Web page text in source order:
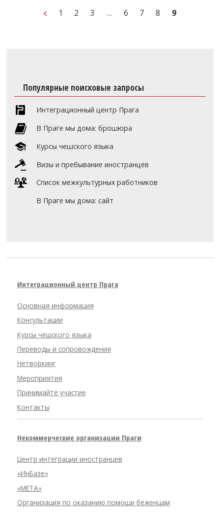
1 2 3 … 6 7 8 9
Популярные поисковые запросы
Интеграционный центр Прага
В Праге мы дома: брошюра
Курсы чешского языка
Визы и пребывание иностранцев
Список межкультурных работников
В Праге мы дома: сайт
Интеграционный центр Прага
Основная информация
Консультации
Курсы чешского языка
Переводы и сопровождения
Нетворкинг
Мероприятия
Принимайте участие
Контакты
Некоммерческие организации Праги
Центр интеграции иностранцев
«ИнБазе»
«META»
Организация по оказанию помощи беженцам